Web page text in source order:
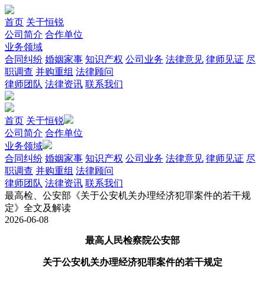
首页 关于恒锐
公司简介 合作单位
业务领域
合同纠纷 婚姻家事 知识产权 公司业务 法律意见 律师见证 尽
职调查 并购重组 法律顾问
律师团队 法律资讯 联系我们
首页 关于恒锐
公司简介 合作单位
业务领域
合同纠纷 婚姻家事 知识产权 公司业务 法律意见 律师见证 尽
职调查 并购重组 法律顾问
律师团队 法律资讯 联系我们
最高检、公安部《关于公安机关办理经济犯罪案件的若干规
定》全文及解读
2026-06-08
最高人民检察院公安部
关于公安机关办理经济犯罪案件的若干规定